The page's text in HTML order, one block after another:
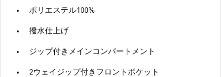
ポリエステル100%
撥水仕上げ
ジップ付きメインコンパートメント
2ウェイジップ付きフロントポケット